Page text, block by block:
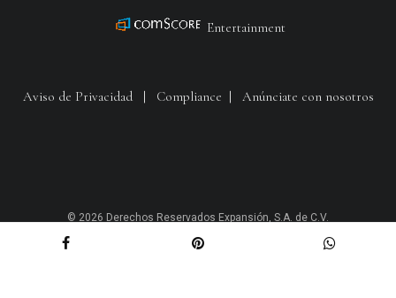
Entertainment
Aviso de Privacidad| Compliance | Anúnciate con nosotros
© 2026 Derechos Reservados Expansión, S.A. de C.V.